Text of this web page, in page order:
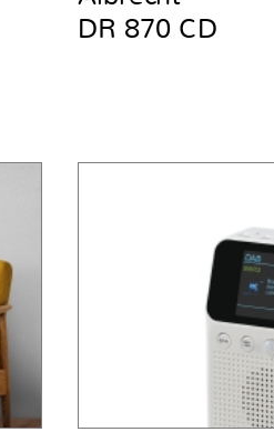
DR 870 CD